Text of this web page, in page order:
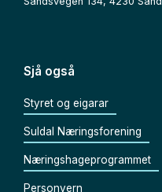
Sjå også
Styret og eigarar
Suldal Næringsforening
Næringshageprogrammet
Personvern